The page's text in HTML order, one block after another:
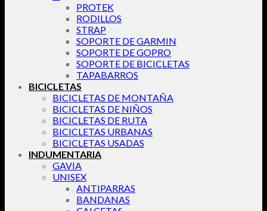
PROTEK
RODILLOS
STRAP
SOPORTE DE GARMIN
SOPORTE DE GOPRO
SOPORTE DE BICICLETAS
TAPABARROS
BICICLETAS
BICICLETAS DE MONTAÑA
BICICLETAS DE NIÑOS
BICICLETAS DE RUTA
BICICLETAS URBANAS
BICICLETAS USADAS
INDUMENTARIA
GAVIA
UNISEX
ANTIPARRAS
BANDANAS